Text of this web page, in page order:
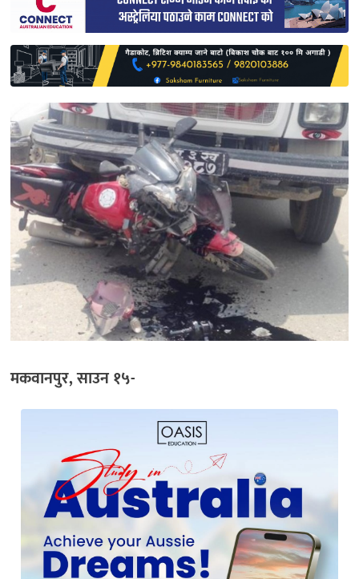
साहित्य
प्रदेश
English
मकवानपुर, साउन १५-